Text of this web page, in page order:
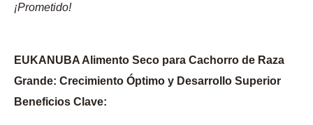
¡Prometido!
EUKANUBA Alimento Seco para Cachorro de Raza
Grande: Crecimiento Óptimo y Desarrollo Superior
Beneficios Clave: